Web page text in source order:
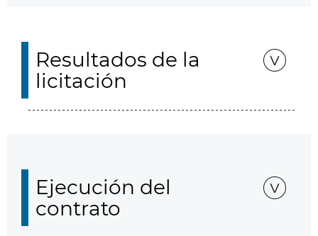
Resultados de la
licitación
Ejecución del
contrato